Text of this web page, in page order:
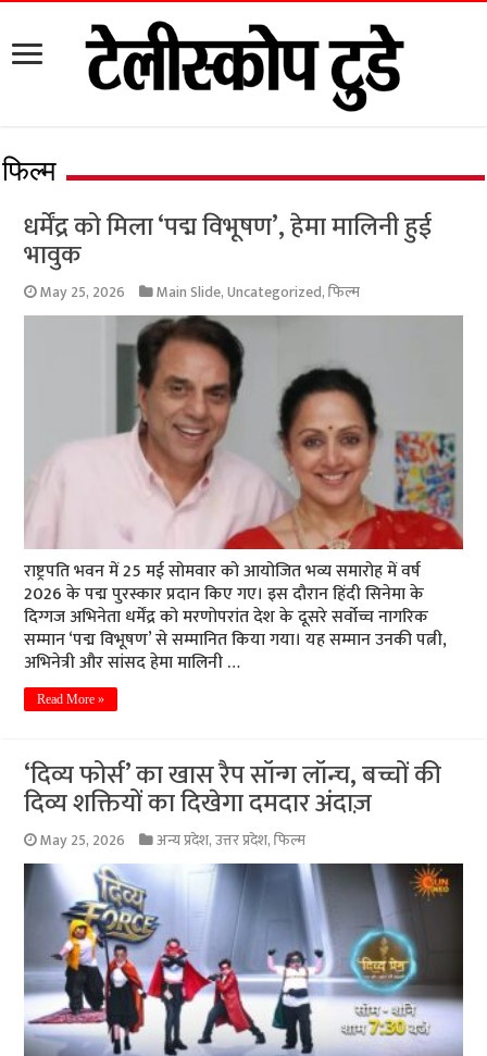
फिल्म
धर्मेंद्र को मिला ‘पद्म विभूषण’, हेमा मालिनी हुई
भावुक
May 25, 2026 Main Slide,Uncategorized,फिल्म
राष्ट्रपति भवन में 25 मई सोमवार को आयोजित भव्य समारोह में वर्ष
2026 के पद्म पुरस्कार प्रदान किए गए। इस दौरान हिंदी सिनेमा के
दिग्गज अभिनेता धर्मेंद्र को मरणोपरांत देश के दूसरे सर्वोच्च नागरिक
सम्मान ‘पद्म विभूषण’ से सम्मानित किया गया। यह सम्मान उनकी पत्नी,
अभिनेत्री और सांसद हेमा मालिनी …
Read More »
‘दिव्य फोर्स’ का खास रैप सॉन्ग लॉन्च, बच्चों की
दिव्य शक्तियों का दिखेगा दमदार अंदाज़
May 25, 2026 अन्य प्रदेश,उत्तर प्रदेश,फिल्म